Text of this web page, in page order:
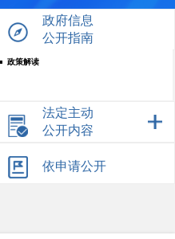
政策解读
政府信息
公开指南
法定主动
公开内容
依申请公开